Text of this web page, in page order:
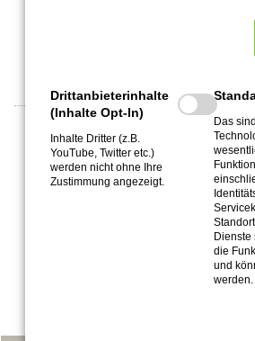
Top-Experte bei
Drittanbieterinhalte
(Inhalte Opt-In)
Inhalte Dritter (z.B.
YouTube, Twitter etc.)
werden nicht ohne Ihre
Zustimmung angezeigt.
Das
Dienste
die
und
werden.